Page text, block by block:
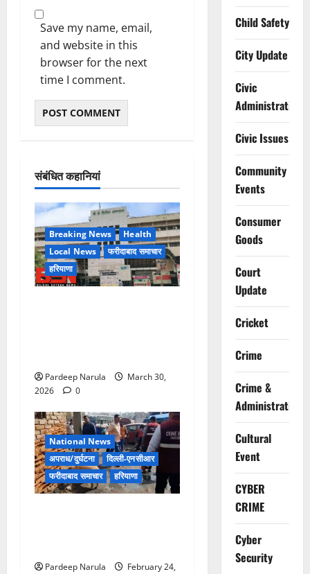
Save my name, email,
and website in this
browser for the next
time I comment.
संबंधित कहानियां
Breaking News
Health
Local News
फरीदाबाद समाचार
हरियाणा
Pardeep Narula
March 30,
2026
0
National News
अपराध/दुर्घटना
दिल्ली-एनसीआर
फरीदाबाद समाचार
हरियाणा
Pardeep Narula
February 24,
Child Safety
City Update
Civic
Administration
Civic Issues
Community
Events
Consumer
Goods
Court
Update
Cricket
Crime
Crime &
Administration
Cultural
Event
CYBER
CRIME
Cyber
Security